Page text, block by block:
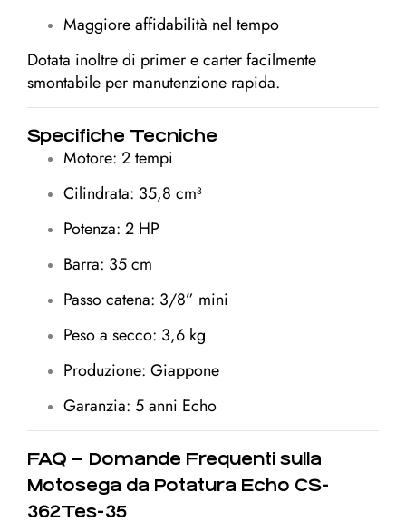
Maggiore affidabilità nel tempo
Dotata inoltre di primer e carter facilmente
smontabile per manutenzione rapida.
Specifiche Tecniche
Motore: 2 tempi
Cilindrata: 35,8 cm³
Potenza: 2 HP
Barra: 35 cm
Passo catena: 3/8” mini
Peso a secco: 3,6 kg
Produzione: Giappone
Garanzia: 5 anni Echo
FAQ – Domande Frequenti sulla
Motosega da Potatura Echo CS-
362Tes-35